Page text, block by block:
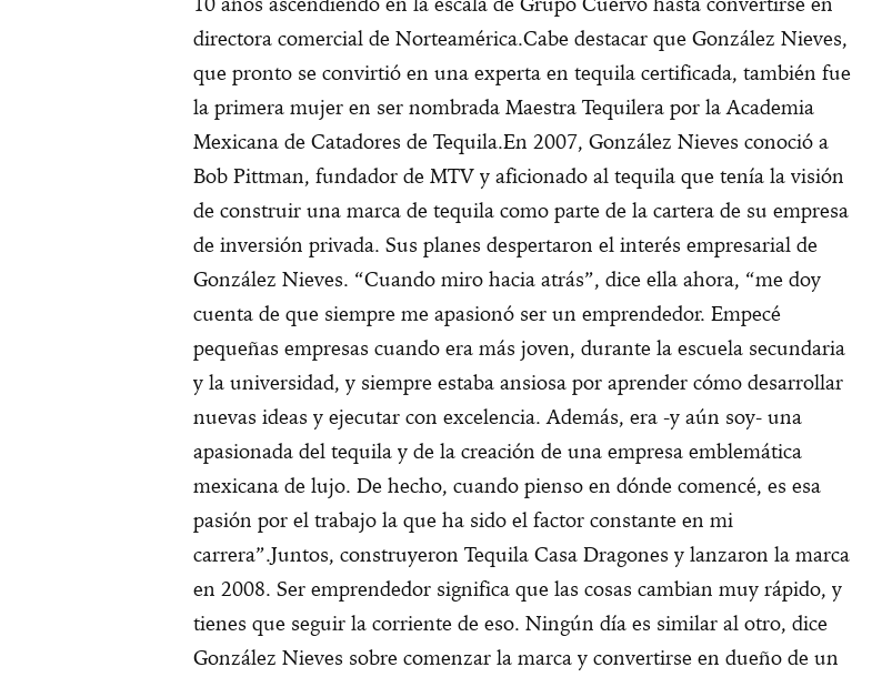
directora comercial de Norteamérica.Cabe destacar que González Nieves,
que pronto se convirtió en una experta en tequila certificada, también fue
la primera mujer en ser nombrada Maestra Tequilera por la Academia
Mexicana de Catadores de Tequila.En 2007, González Nieves conoció a
Bob Pittman, fundador de MTV y aficionado al tequila que tenía la visión
de construir una marca de tequila como parte de la cartera de su empresa
de inversión privada. Sus planes despertaron el interés empresarial de
González Nieves. “Cuando miro hacia atrás”, dice ella ahora, “me doy
cuenta de que siempre me apasionó ser un emprendedor. Empecé
pequeñas empresas cuando era más joven, durante la escuela secundaria
y la universidad, y siempre estaba ansiosa por aprender cómo desarrollar
nuevas ideas y ejecutar con excelencia. Además, era -y aún soy- una
apasionada del tequila y de la creación de una empresa emblemática
mexicana de lujo. De hecho, cuando pienso en dónde comencé, es esa
pasión por el trabajo la que ha sido el factor constante en mi
carrera”.Juntos, construyeron Tequila Casa Dragones y lanzaron la marca
en 2008. Ser emprendedor significa que las cosas cambian muy rápido, y
tienes que seguir la corriente de eso. Ningún día es similar al otro, dice
González Nieves sobre comenzar la marca y convertirse en dueño de un